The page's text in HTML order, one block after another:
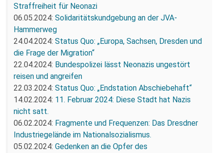
Straffreiheit für Neonazi
06.05.2024: Solidaritätskundgebung an der JVA-
Hammerweg
24.04.2024: Status Quo: „Europa, Sachsen, Dresden und
die Frage der Migration“
22.04.2024: Bundespolizei lässt Neonazis ungestört
reisen und angreifen
22.03.2024: Status Quo: „Endstation Abschiebehaft“
14.02.2024: 11. Februar 2024: Diese Stadt hat Nazis
nicht satt.
06.02.2024: Fragmente und Frequenzen: Das Dresdner
Industriegelände im Nationalsozialismus.
05.02.2024: Gedenken an die Opfer des